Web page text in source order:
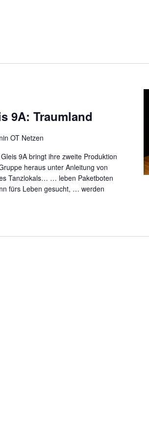
9A: Traumland
OT Netzen
9A bringt ihre zweite Produktion
heraus unter Anleitung von
Tanzlokals… … leben Paketboten
fürs Leben gesucht, … werden